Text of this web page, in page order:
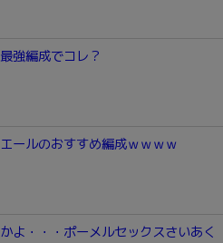
強編成でコレ？
エールのおすすめ編成ｗｗｗｗ
かよ・・・ポーメルセックスさいあく